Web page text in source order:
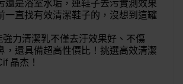
還是浴室水垢，連鞋子去污實測效果
一直找有效清潔鞋子的，沒想到這罐
強力清潔乳不僅去汙效果好、不傷
，還具備超高性價比！挑選高效清潔
晶杰！